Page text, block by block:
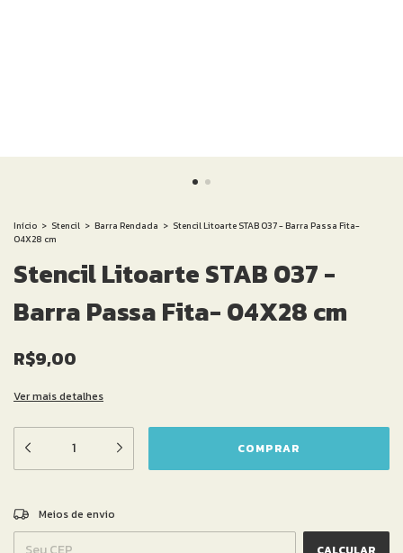
Início > Stencil > Barra Rendada > Stencil Litoarte STAB 037 - Barra Passa Fita-
04X28 cm
Stencil Litoarte STAB 037 -
Barra Passa Fita- 04X28 cm
R$9,00
Ver mais detalhes
Entregas para o CEP:
Meios de envio